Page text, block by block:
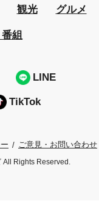
観光 グルメ
組
LINE
TikTok
ご意見・お問い合わせ
Rights Reserved.